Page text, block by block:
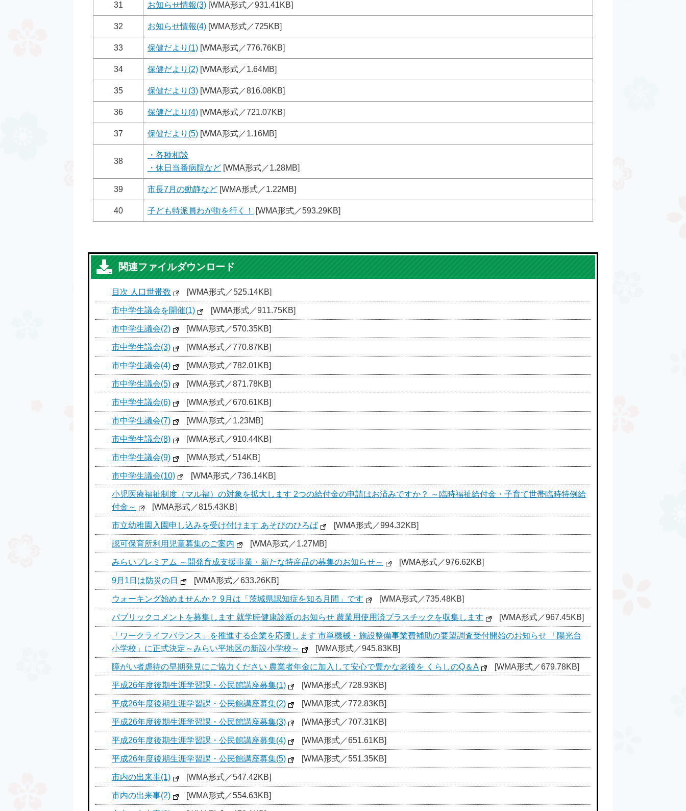
31 お知らせ情報(3) [WMA形式／931.41KB]
32 お知らせ情報(4) [WMA形式／725KB]
33 保健だより(1) [WMA形式／776.76KB]
34 保健だより(2) [WMA形式／1.64MB]
35 保健だより(3) [WMA形式／816.08KB]
36 保健だより(4) [WMA形式／721.07KB]
37 保健だより(5) [WMA形式／1.16MB]
38
・各種相談
・休日当番病院など [WMA形式／1.28MB]
39 市長7月の動静など [WMA形式／1.22MB]
40 子ども特派員わが街を行く！ [WMA形式／593.29KB]
関連ファイルダウンロード
目次 人口世帯数 [WMA形式／525.14KB]
市中学生議会を開催(1) [WMA形式／911.75KB]
市中学生議会(2) [WMA形式／570.35KB]
市中学生議会(3) [WMA形式／770.87KB]
市中学生議会(4) [WMA形式／782.01KB]
市中学生議会(5) [WMA形式／871.78KB]
市中学生議会(6) [WMA形式／670.61KB]
市中学生議会(7) [WMA形式／1.23MB]
市中学生議会(8) [WMA形式／910.44KB]
市中学生議会(9) [WMA形式／514KB]
市中学生議会(10) [WMA形式／736.14KB]
小児医療福祉制度（マル福）の対象を拡大します 2つの給付金の申請はお済みですか？ ～臨時福祉給付金・子育て世帯臨時特例給
付金～
[WMA形式／815.43KB]
市立幼稚園入園申し込みを受け付けます あそびのひろば [WMA形式／994.32KB]
認可保育所利用児童募集のご案内 [WMA形式／1.27MB]
みらいプレミアム ～開発育成支援事業・新たな特産品の募集のお知らせ～ [WMA形式／976.62KB]
9月1日は防災の日 [WMA形式／633.26KB]
ウォーキング始めませんか？ 9月は「茨城県認知症を知る月間」です [WMA形式／735.48KB]
パブリックコメントを募集します 就学時健康診断のお知らせ 農業用使用済プラスチックを収集します [WMA形式／967.45KB]
「ワークライフバランス」を推進する企業を応援します 市単機械・施設整備事業費補助の要望調査受付開始のお知らせ 「陽光台
小学校」に正式決定～みらい平地区の新設小学校～
[WMA形式／945.83KB]
障がい者虐待の早期発見にご協力ください 農業者年金に加入して安心で豊かな老後を くらしのQ＆A [WMA形式／679.78KB]
平成26年度後期生涯学習課・公民館講座募集(1) [WMA形式／728.93KB]
平成26年度後期生涯学習課・公民館講座募集(2) [WMA形式／772.83KB]
平成26年度後期生涯学習課・公民館講座募集(3) [WMA形式／707.31KB]
平成26年度後期生涯学習課・公民館講座募集(4) [WMA形式／651.61KB]
平成26年度後期生涯学習課・公民館講座募集(5) [WMA形式／551.35KB]
市内の出来事(1) [WMA形式／547.42KB]
市内の出来事(2) [WMA形式／554.63KB]